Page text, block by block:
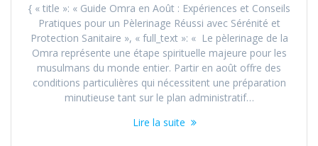
{ « title »: « Guide Omra en Août : Expériences et Conseils
Pratiques pour un Pèlerinage Réussi avec Sérénité et
Protection Sanitaire », « full_text »: « Le pèlerinage de la
Omra représente une étape spirituelle majeure pour les
musulmans du monde entier. Partir en août offre des
conditions particulières qui nécessitent une préparation
minutieuse tant sur le plan administratif…
Lire la suite